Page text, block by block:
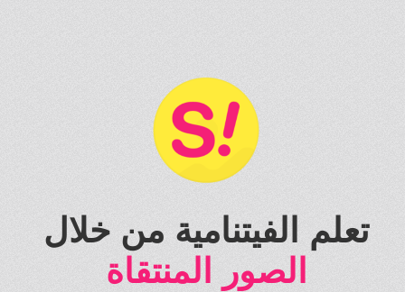
تعلم الفيتنامية من خلال
الصور المنتقاة